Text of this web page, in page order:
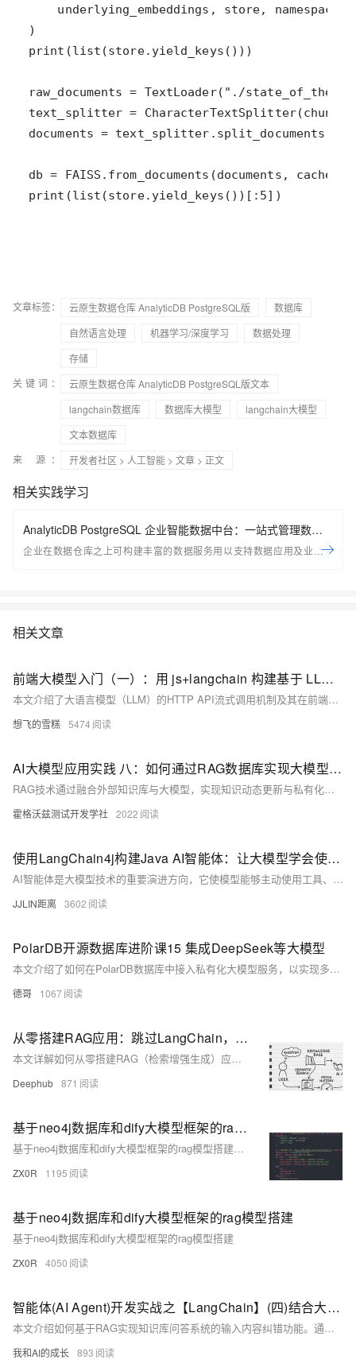
文章标签： 云原生数据仓库 AnalyticDB PostgreSQL版
数据库
自然语言处理
机器学习/深度学习
数据处理
存储
关键词：
云原生数据仓库 AnalyticDB PostgreSQL版文本
langchain数据库
数据库大模型
langchain大模型
文本数据库
来 源：
开发者社区 > 人工智能 > 文章 > 正文
相关实践学习
AnalyticDB PostgreSQL 企业智能数据中台：一站式管理数据
服务资产
企业在数据仓库之上可构建丰富的数据服务用以支持数据应用及业务场
相关文章
前端大模型入门（一）：用 js+langchain 构建基于 LLM 的应用
本文介绍了大语言模型（LLM）的HTTP API流式调用机制及其在前端的实现方法。通过流式调用，服务器可以逐步发送生成的文本内容，前端则实时处理并展示这些数据块，从而提升用户体验和实时性。文章详细讲解了如何使用`fetch`发起流式请求、处理响应流数据、逐步更新界面、处理中断和错误，以及优化用户交互。流式调用特别适用于聊天机器人、搜索建议等应用场景，能够显著减少用户的等待时间，增强交互性。
想飞的雪糕 5474
AI大模型应用实践 八：如何通过RAG数据库实现大模型的私有化定制与优化
RAG技术通过融合外部知识库与大模型，实现知识动态更新与私有化定制，解决大模型知识固化、幻觉及数据安全难题。本文详解RAG原理、数据库选型（向量库、图库、知识图谱、混合架构）及应用场景，助力企业高效构建安全、可解释的智能系统。
霍格沃兹测试开发学社 2022
使用LangChain4j构建Java AI智能体：让大模型学会使用工具
AI智能体是大模型技术的重要演进方向，它使模型能够主动使用工具、与环境交互，以完成复杂任务。本文详细介绍如何在Java应用中，借助LangChain4j框架构建一个具备工具使用能力的AI智能体。我们将创建一个能够进行数学计算和实时信息查询的智能体，涵盖工具定义、智能体组装、记忆管理以及Spring Boot集成等关键步骤，并展示如何通过简单的对话界面与智能体交互。
JJLIN距离 3602
PolarDB开源数据库进阶课15 集成DeepSeek等大模型
本文介绍了如何在PolarDB数据库中接入私有化大模型服务，以实现多种应用场景。实验环境依赖于Docker容器中的loop设备模拟共享存储，具体搭建方法可参考相关系列文章。文中详细描述了部署ollama服务、编译并安装http和openai插件的过程，并通过示例展示了如何使用这些插件调用大模型API进行文本分析和情感分类等任务。此外，还探讨了如何设计表结构及触发器函数自动处理客户反馈数据，以及生成满足需求的SQL查询语句。最后对比了不同模型的回答效果，展示了deepseek-r1模型的优势。
德哥 1067
从零搭建RAG应用：跳过LangChain，掌握文本分块、向量检索、指代消解等核心技术实现
本文详解如何从零搭建RAG（检索增强生成）应用，跳过LangChain等框架，深入掌握文本解析、分块、向量检索、对话记忆、指代消解等核心技术，提升系统可控性与优化能力。
Deephub 871
基于neo4j数据库和dify大模型框架的rag模型搭建——后续补充
基于neo4j数据库和dify大模型框架的rag模型搭建——后续补充
ZX0R 1195
基于neo4j数据库和dify大模型框架的rag模型搭建
基于neo4j数据库和dify大模型框架的rag模型搭建
ZX0R 4050
智能体(AI Agent)开发实战之【LangChain】(四)结合大模型基于RAG实现本地知识库问答和纠错
本文介绍如何基于RAG实现知识库问答系统的输入内容纠错功能。通过加载本地知识库、构建向量数据库，结合大语言模型对输入文本进行检索比对与纠错优化，提升问答准确性。
我和AI的成长 893